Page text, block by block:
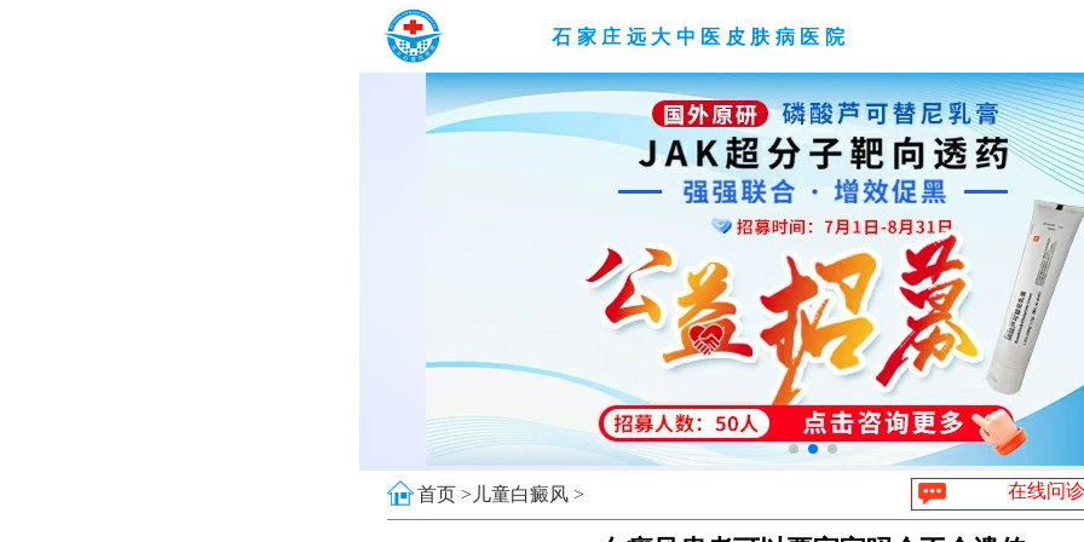
石家庄远大中医皮肤病医院
首页 >儿童白癜风 > 在线问